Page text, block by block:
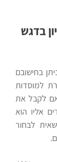
בדגש
בחישובם
למוסדות
לקבל את
אליו הוא
לבחור